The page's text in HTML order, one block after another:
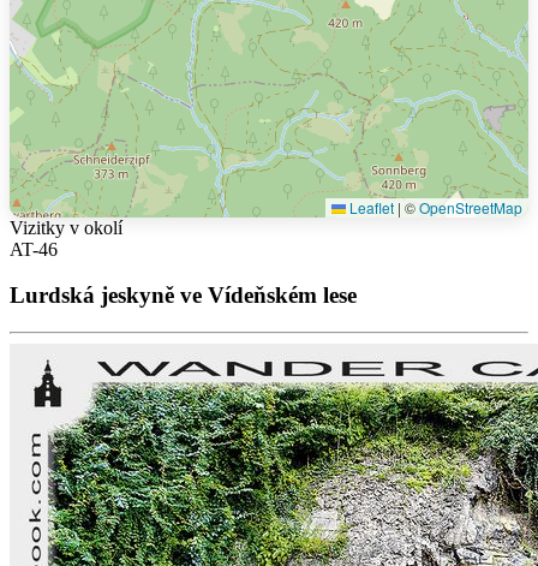
Leaflet | ©OpenStreetMap
Vizitky v okolí
AT-46
Lurdská jeskyně ve Vídeňském lese